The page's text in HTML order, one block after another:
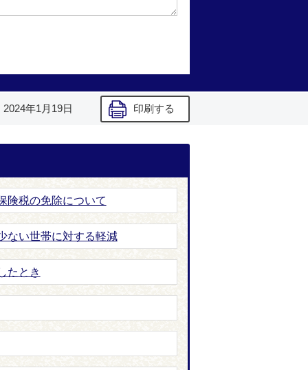
2024年1月19日 印刷する
険税の免除について
ない世帯に対する軽減
たとき